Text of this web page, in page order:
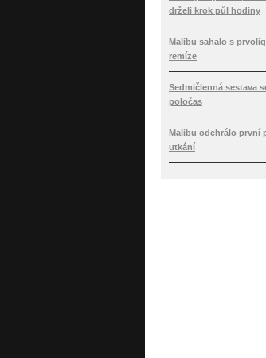
drželi krok půl hodiny
Malibu sahalo s
remíze
Sedmičlenná sestava
poločas
Malibu odehrálo první
utkání